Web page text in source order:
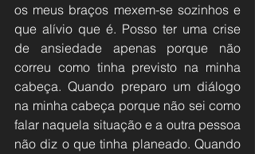
os meus braços mexem-se sozinhos e
que alívio que é. Posso ter uma crise
de ansiedade apenas porque não
correu como tinha previsto na minha
cabeça. Quando preparo um diálogo
na minha cabeça porque não sei como
falar naquela situação e a outra pessoa
não diz o que tinha planeado. Quando